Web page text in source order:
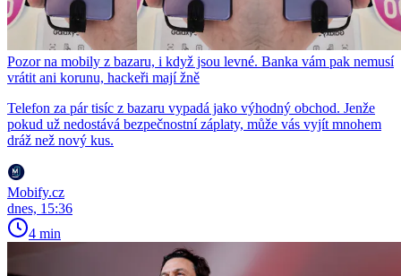
Pozor na mobily z bazaru, i když jsou levné. Banka vám pak nemusí
vrátit ani korunu, hackeři mají žně
Telefon za pár tisíc z bazaru vypadá jako výhodný obchod. Jenže
pokud už nedostává bezpečnostní záplaty, může vás vyjít mnohem
dráž než nový kus.
Mobify.cz
dnes, 15:36
4 min